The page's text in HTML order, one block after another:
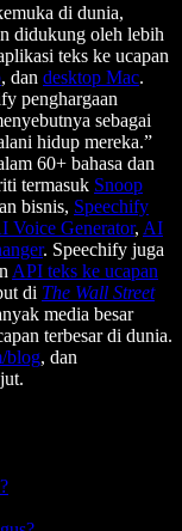
di dunia,
didukung oleh lebih
teks ke ucapan
, dan desktop Mac.
penghargaan
sebagai
hidup mereka.”
60+ bahasa dan
termasuk Snoop
bisnis, Speechify
Voice Generator, AI
. Speechify juga
API teks ke ucapan
di The Wall Street
media besar
terbesar di dunia.
blog, dan